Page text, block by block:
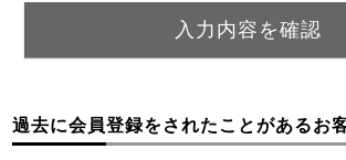
過去に会員登録をされたことがあるお